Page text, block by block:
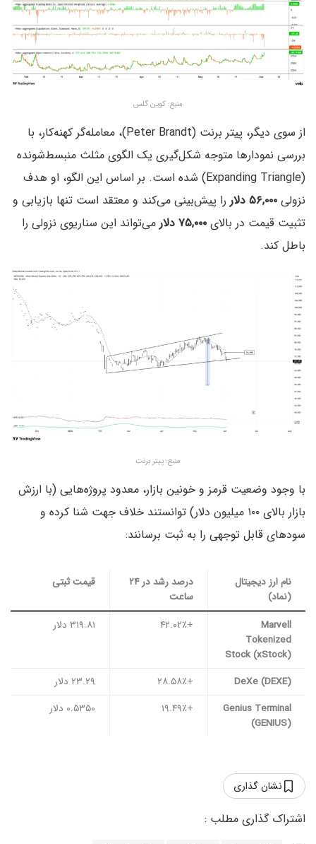
منبع: کوین گلس
از سوی دیگر، پیتر برنت (Peter Brandt)، معامله‌گر کهنه‌کار، با
بررسی نمودارها متوجه شکل‌گیری یک الگوی مثلث منبسط‌شونده
(Expanding Triangle) شده است. بر اساس این الگو، او هدف
نزولی ۵۶,۰۰۰ دلار
را پیش‌بینی می‌کند و معتقد است تنها بازیابی و
تثبیت قیمت در بالای ۷۵,۰۰۰ دلار
می‌تواند این سناریوی نزولی را
باطل کند.
منبع: پیتر برنت
با وجود وضعیت قرمز و خونین بازار، معدود پروژه‌هایی (با ارزش
بازار بالای ۱۰۰ میلیون دلار) توانستند خلاف جهت شنا کرده و
سودهای قابل توجهی را به ثبت برسانند:
نام ارز دیجیتال
(نماد)
درصد رشد در ۲۴
ساعت
قیمت ثبتی
Marvell
Tokenized
Stock (xStock)
+۴۲.۰۲٪ ۳۱۹.۸۱ دلار
DeXe (DEXE) +۲۸.۵۸٪
۲۳.۲۹ دلار
Genius Terminal
(GENIUS)
+۱۹.۴۹٪ ۰.۵۳۵۰ دلار
نشان گذاری